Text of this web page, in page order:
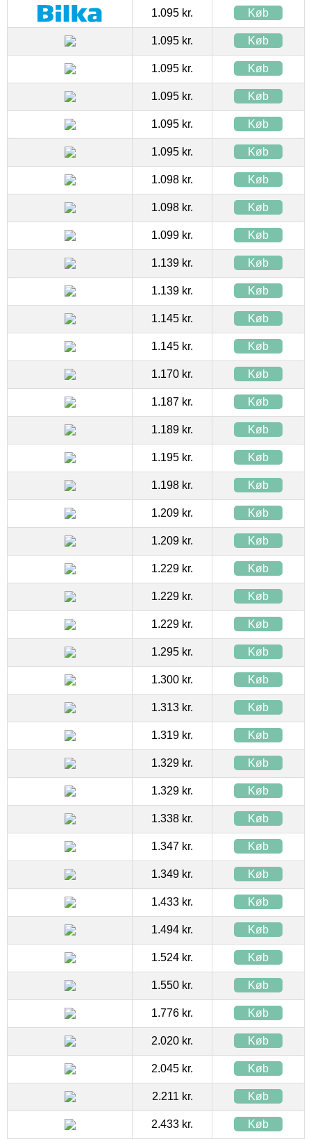
1.095 kr. Køb
1.095 kr. Køb
1.095 kr. Køb
1.095 kr. Køb
1.095 kr. Køb
1.095 kr. Køb
1.098 kr. Køb
1.098 kr. Køb
1.099 kr. Køb
1.139 kr. Køb
1.139 kr. Køb
1.145 kr. Køb
1.145 kr. Køb
1.170 kr. Køb
1.187 kr. Køb
1.189 kr. Køb
1.195 kr. Køb
1.198 kr. Køb
1.209 kr. Køb
1.209 kr. Køb
1.229 kr. Køb
1.229 kr. Køb
1.229 kr. Køb
1.295 kr. Køb
1.300 kr. Køb
1.313 kr. Køb
1.319 kr. Køb
1.329 kr. Køb
1.329 kr. Køb
1.338 kr. Køb
1.347 kr. Køb
1.349 kr. Køb
1.433 kr. Køb
1.494 kr. Køb
1.524 kr. Køb
1.550 kr. Køb
1.776 kr. Køb
2.020 kr. Køb
2.045 kr. Køb
2.211 kr. Køb
2.433 kr. Køb